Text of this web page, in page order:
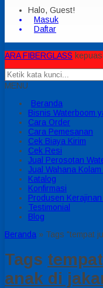
Halo, Guest!
Masuk
Daftar
ARA FIBERGLASS
MENU
Beranda
Bisnis Waterboom
Cara Order
Cara Pemesanan
Cek Biaya Kirim
Cek Resi
Jual Perosotan
Jual Wahana
Katalog
Konfirmasi
Produsen
Testimonial
Blog
Beranda » Tags "tempat
Tags
anak di